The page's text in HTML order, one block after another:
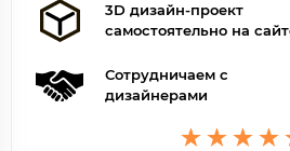
3D дизайн-проект
самостоятельно на
Сотрудничаем с
дизайнерами